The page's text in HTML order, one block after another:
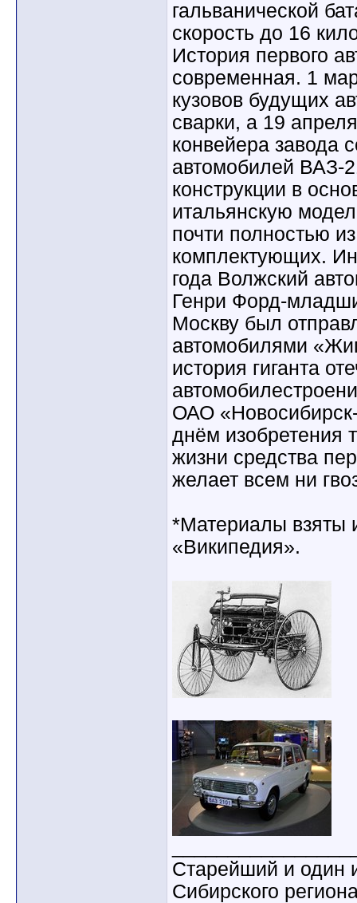
гальванической
скорость до 16
История первого
современная. 1
кузовов будущих
сварки, а 19
конвейера завода
автомобилей ВАЗ-
конструкции в
итальянскую
почти полностью
комплектующих.
года Волжский
Генри Форд-
Москву был
автомобилями
история гиганта
ОАО
днём изобретения
жизни средства
желает всем ни
*Материалы взяты
«Википедия».
Старейший и один
Сибирского